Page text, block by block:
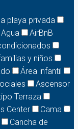
playa privada
Agua
AirBnB
y niños
Área infantil
Ascensor
Terraza
Center
Cama
Cancha de